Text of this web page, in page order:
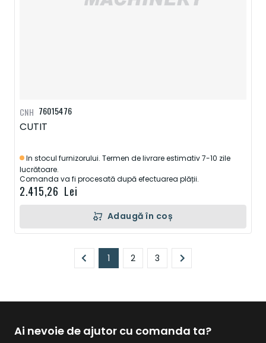
76015476
CUTIT
In stocul furnizorului. Termen de livrare estimativ 7-10 zile
lucrătoare.
Comanda va fi procesată după efectuarea plății.
2.415,26 Lei
CNH
Adaugă în coș
Pagină
În prezent, citiți pagina
1
Pagină
2
Pagină
3
Ai nevoie de ajutor cu comanda ta?